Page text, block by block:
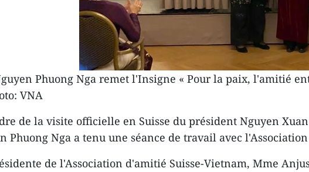
Phuong Nga remet l'Insigne « Pour la paix, l'amitié
VNA
de la visite officielle en Suisse du président Nguyen
Phuong Nga a tenu une séance de travail avec
de l'Association d'amitié Suisse-Vietnam, Mme